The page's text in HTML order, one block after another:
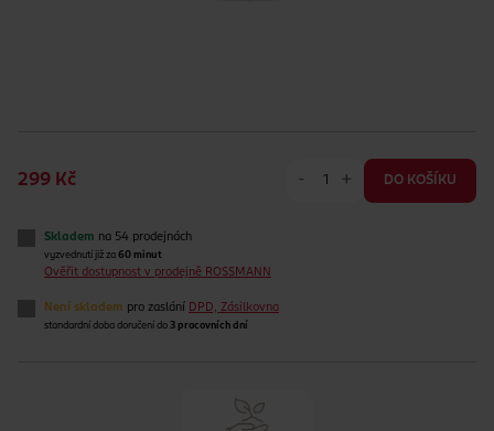
299 Kč - + DO KOŠÍKU
Skladem na 54 prodejnách
vyzvednutí již za 60 minut
Ověřit dostupnost v prodejně ROSSMANN
Není skladem pro zaslání DPD, Zásilkovna
standardní doba doručení do 3 pracovních dní